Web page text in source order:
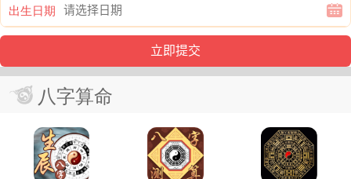
出生日期
八字算命